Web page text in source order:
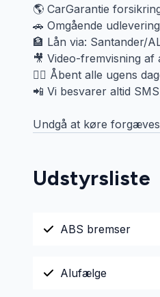
🌎 CarGarantie
🚗 Omgående
🏦 Lån via: Santander/
🎥 Video-fremvisning af
🙋‍♂️ Åbent alle ugens
📲 Vi besvarer altid
Undgå at køre
Udstyrsliste
ABS bremser
Alufælge